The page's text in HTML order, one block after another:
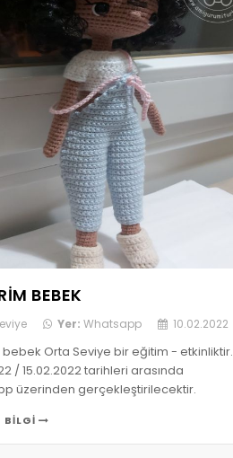
BEBEK
Yer: Whatsapp 10.02.2022
Orta Seviye bir eğitim - etkinliktir.
/ 15.02.2022 tarihleri arasında
üzerinden gerçekleştirilecektir.
BILGI